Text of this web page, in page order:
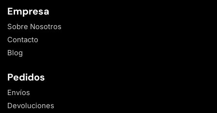
Empresa
Sobre Nosotros
Contacto
Blog
Pedidos
Envíos
Devoluciones